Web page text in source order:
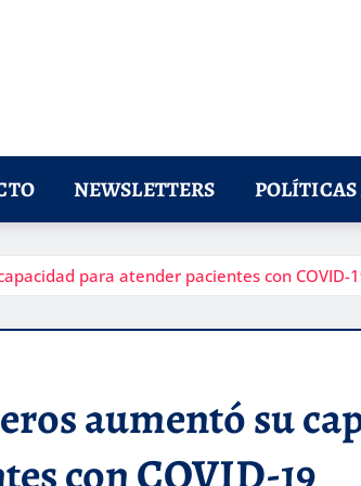
NEWSLETTERS
para atender pacientes con COVID-
aumentó su